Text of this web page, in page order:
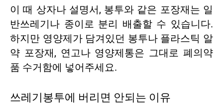
이 때 상자나 설명서, 봉투와 같은 포장재는 일
반쓰레기나 종이로 분리 배출할 수 있습니다.
하지만 영양제가 담겨있던 봉투나 플라스틱 알
약 포장재, 연고나 영양제통은 그대로 폐의약
품 수거함에 넣어주세요.
쓰레기봉투에 버리면 안되는 이유